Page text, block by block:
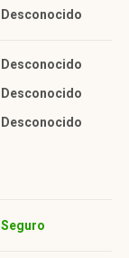
Desconocido
Desconocido
Desconocido
Desconocido
Seguro